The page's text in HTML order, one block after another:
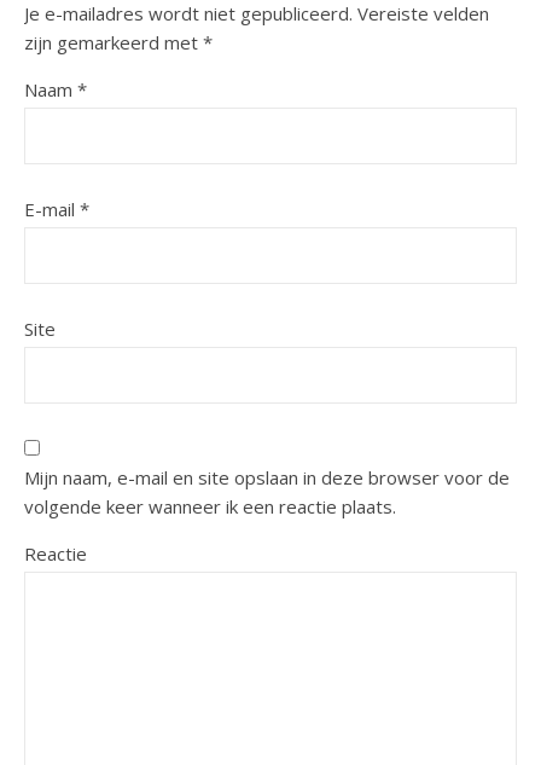
Je e-mailadres wordt niet gepubliceerd. Vereiste velden
zijn gemarkeerd met *
Naam *
E-mail *
Site
Mijn naam, e-mail en site opslaan in deze browser voor de
volgende keer wanneer ik een reactie plaats.
Reactie